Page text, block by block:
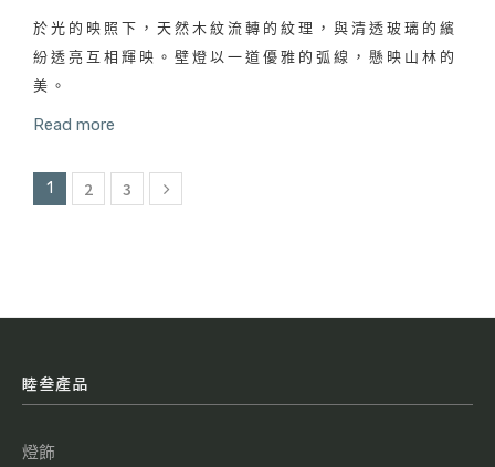
於光的映照下，天然木紋流轉的紋理，與清透玻璃的繽
紛透亮互相輝映。壁燈以一道優雅的弧線，懸映山林的
美。
Read more
1 2 3
睦叁產品
燈飾